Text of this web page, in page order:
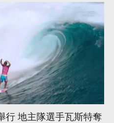
行 地主隊選手瓦斯特奪